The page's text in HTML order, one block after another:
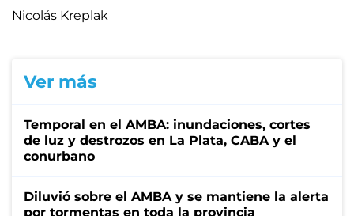
Nicolás Kreplak
Ver más
Temporal en el AMBA: inundaciones, cortes
de luz y destrozos en La Plata, CABA y el
conurbano
Diluvió sobre el AMBA y se mantiene la alerta
por tormentas en toda la provincia